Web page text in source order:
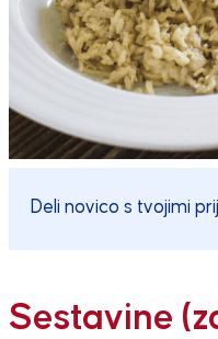
Deli novico s tvojimi
Sestavine